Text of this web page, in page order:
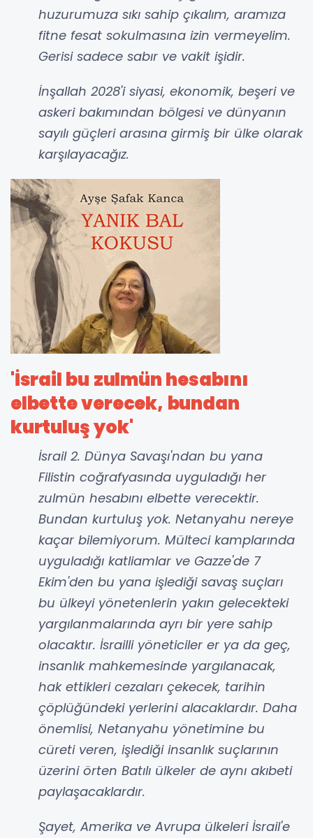
huzurumuza sıkı sahip çıkalım, aramıza
fitne fesat sokulmasına izin vermeyelim.
Gerisi sadece sabır ve vakit işidir.
İnşallah 2028'i siyasi, ekonomik, beşeri ve
askeri bakımından bölgesi ve dünyanın
sayılı güçleri arasına girmiş bir ülke olarak
karşılayacağız.
'İsrail bu zulmün hesabını
elbette verecek, bundan
kurtuluş yok'
İsrail 2. Dünya Savaşı'ndan bu yana
Filistin coğrafyasında uyguladığı her
zulmün hesabını elbette verecektir.
Bundan kurtuluş yok. Netanyahu nereye
kaçar bilemiyorum. Mülteci kamplarında
uyguladığı katliamlar ve Gazze'de 7
Ekim'den bu yana işlediği savaş suçları
bu ülkeyi yönetenlerin yakın gelecekteki
yargılanmalarında ayrı bir yere sahip
olacaktır. İsrailli yöneticiler er ya da geç,
insanlık mahkemesinde yargılanacak,
hak ettikleri cezaları çekecek, tarihin
çöplüğündeki yerlerini alacaklardır. Daha
önemlisi, Netanyahu yönetimine bu
cüreti veren, işlediği insanlık suçlarının
üzerini örten Batılı ülkeler de aynı akıbeti
paylaşacaklardır.
Şayet, Amerika ve Avrupa ülkeleri İsrail'e